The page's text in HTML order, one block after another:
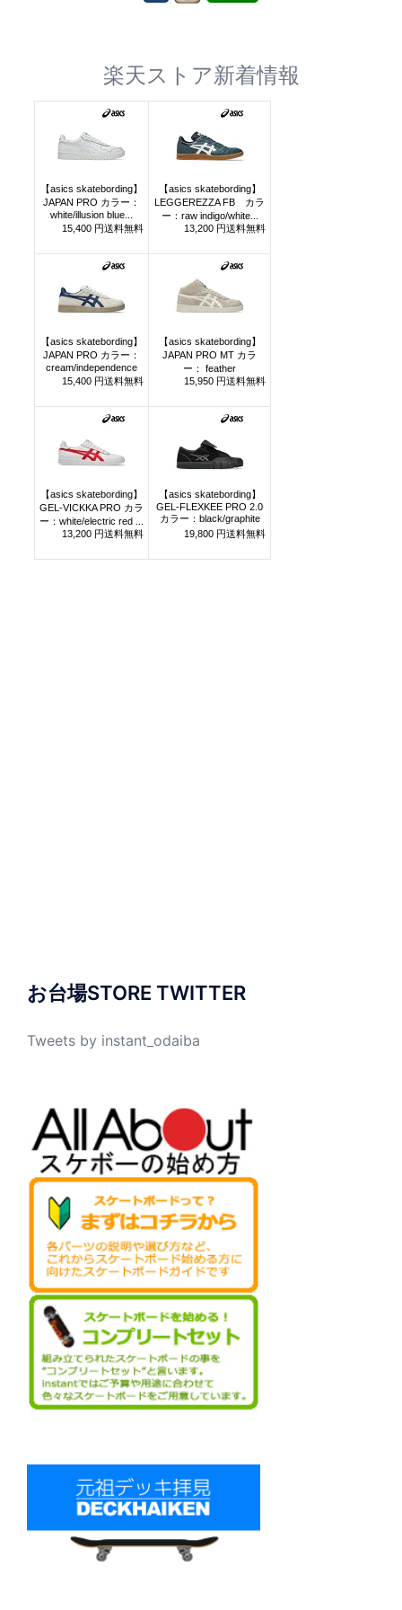
楽天ストア新着情報
お台場STORE TWITTER
Tweets by instant_odaiba